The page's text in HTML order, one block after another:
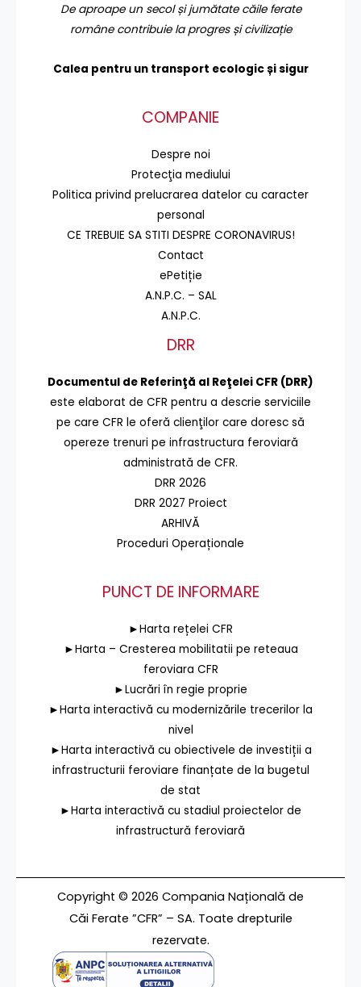
De aproape un secol și jumătate căile ferate
române contribuie la progres și civilizație
Calea pentru un transport ecologic și sigur
COMPANIE
Despre noi
Protecţia mediului
Politica privind prelucrarea datelor cu caracter
personal
CE TREBUIE SA STITI DESPRE CORONAVIRUS!
Contact
ePetiție
A.N.P.C. – SAL
A.N.P.C.
DRR
Documentul de Referinţă al Reţelei CFR (DRR)
este elaborat de CFR pentru a descrie serviciile
pe care CFR le oferă clienţilor care doresc să
opereze trenuri pe infrastructura feroviară
administrată de CFR.
DRR 2026
DRR 2027 Proiect
ARHIVĂ
Proceduri Operaționale
PUNCT DE INFORMARE
►Harta rețelei CFR
►Harta – Cresterea mobilitatii pe reteaua
feroviara CFR
►Lucrări în regie proprie
►Harta interactivă cu modernizările trecerilor la
nivel
►Harta interactivă cu obiectivele de investiții a
infrastructurii feroviare finanțate de la bugetul
de stat
►Harta interactivă cu stadiul proiectelor de
infrastructură feroviară
Copyright © 2026 Compania Națională de
Căi Ferate ”CFR” – SA. Toate drepturile
rezervate.